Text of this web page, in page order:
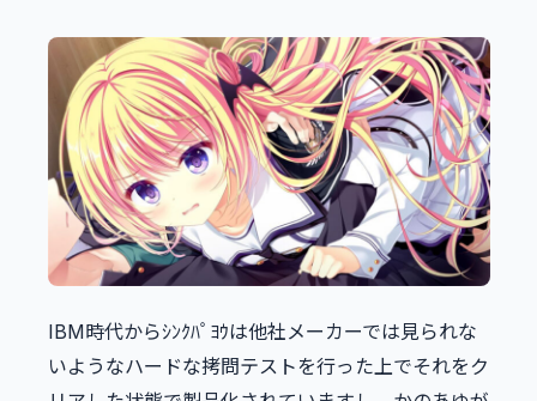
IBM時代からｼﾝｸﾊﾟﾖｳは他社メーカーでは見られな
いようなハードな拷問テストを行った上でそれをク